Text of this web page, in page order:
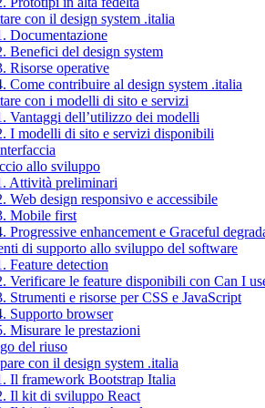
con il design system .italia
Documentazione
Benefici del design system
Risorse operative
Come contribuire al design system .italia
con i modelli di sito e servizi
Vantaggi dell’utilizzo dei modelli
I modelli di sito e servizi disponibili
allo sviluppo
Attività preliminari
Web design responsivo e accessibile
Mobile first
Progressive enhancement e Graceful
di supporto allo sviluppo del software
Feature detection
Verificare le feature disponibili con Can I
Strumenti e risorse per CSS e JavaScript
Supporto browser
Misurare le prestazioni
del riuso
con il design system .italia
Il framework Bootstrap Italia
Il kit di sviluppo React